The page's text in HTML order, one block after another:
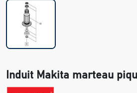
Induit Makita marteau